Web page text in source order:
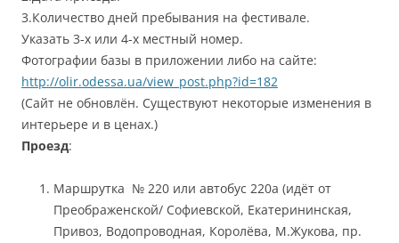
3.Количество дней пребывания на фестивале.
Указать 3-х или 4-х местный номер.
Фотографии базы в приложении либо на сайте:
http://olir.odessa.ua/view_post.php?id=182
(Сайт не обновлён. Существуют некоторые изменения в
интерьере и в ценах.)
Проезд:
Маршрутка № 220 или автобус 220а (идёт от
Преображенской/ Софиевской, Екатерининская,
Привоз, Водопроводная, Королёва, М.Жукова, пр.